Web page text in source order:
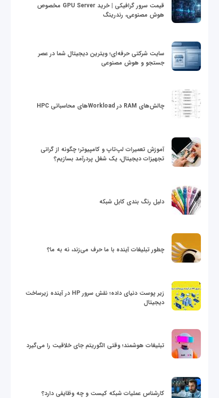
قیمت سرور گرافیکی | خرید GPU Server مخصوص
هوش مصنوعی، رندرینگ
سایت شرکتی حرفه‌ای؛ ویترین دیجیتال شما در عصر
جستجو و هوش مصنوعی
چالش‌های RAM در Workloadهای محاسباتی HPC
آموزش تعمیرات لپ‌تاپ و کامپیوتر؛ چگونه از گرانی
تجهیزات دیجیتال، یک شغل پردرآمد بسازیم؟
دلیل رنگ بندی کابل شبکه
چطور تبلیغات آینده با ما حرف می‌زند، نه به ما؟
زیر پوست دنیای داده؛ نقش سرور HP در آینده زیرساخت
دیجیتال
تبلیغات هوشمند؛ وقتی الگوریتم جای خلاقیت را می‌گیرد
کارشناس عملیات شبکه کیست و چه وظایفی دارد؟